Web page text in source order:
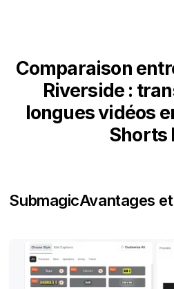
Comparaison
Riverside :
longues vidéos
Shorts
SubmagicAvantages